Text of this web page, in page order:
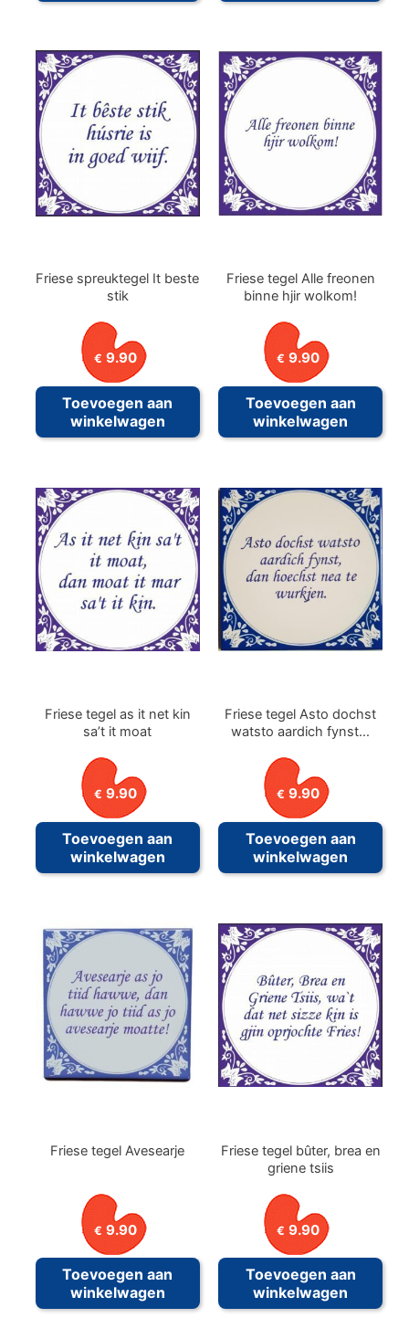
Friese spreuktegel It beste
stik
€ 9.90
Toevoegen aan
winkelwagen
Friese tegel Alle freonen
binne hjir wolkom!
€ 9.90
Toevoegen aan
winkelwagen
Friese tegel as it net kin
sa’t it moat
€ 9.90
Toevoegen aan
winkelwagen
Friese tegel Asto dochst
watsto aardich fynst…
€ 9.90
Toevoegen aan
winkelwagen
Friese tegel Avesearje
€ 9.90
Toevoegen aan
winkelwagen
Friese tegel bûter, brea en
griene tsiis
€ 9.90
Toevoegen aan
winkelwagen